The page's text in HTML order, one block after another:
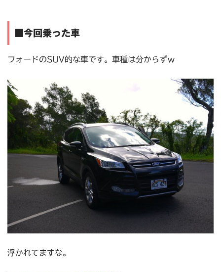
■今回乗った車
フォードのSUV的な車です。車種は分からずｗ
浮かれてますな。